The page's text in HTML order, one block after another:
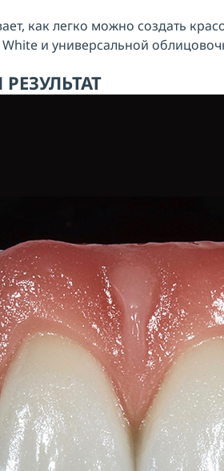
как легко можно создать
и универсальной